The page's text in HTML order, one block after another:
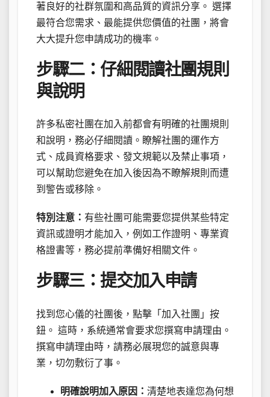
著良好的社群氛圍和高品質的資訊分享。 選擇
最符合您需求、最能提供您價值的社團，將會
大大提升您申請成功的機率。
步驟二：仔細閱讀社團規則
與說明
許多私密社團在加入前都會有明確的社團規則
和說明，務必仔細閱讀。瞭解社團的運作方
式、成員資格要求、發文規範以及禁止事項，
可以幫助您避免在加入後因為不瞭解規則而遭
到警告或移除。
特別注意： 有些社團可能需要您提供某些特定
資訊或證明才能加入，例如工作證明、專業資
格證書等，務必提前準備好相關文件。
步驟三：提交加入申請
找到您心儀的社團後，點擊「加入社團」按
鈕。 這時，系統通常會要求您撰寫申請理由。
撰寫申請理由時，請務必展現您的誠意與專
業，切勿敷衍了事。
明確說明加入原因： 清楚地表達您為何想